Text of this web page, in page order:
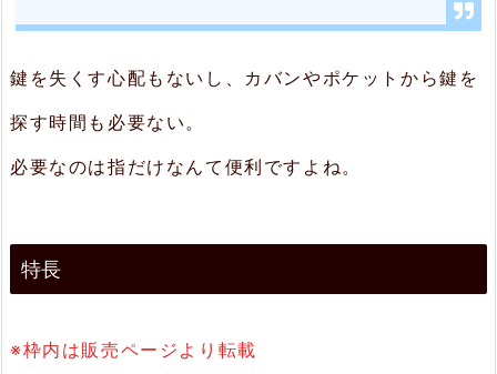
鍵
と
鍵を失くす心配もないし、カバンやポケットから鍵を
探す時間も必要ない。
必要なのは指だけなんて便利ですよね。
特長
※枠内は販売ページより転載